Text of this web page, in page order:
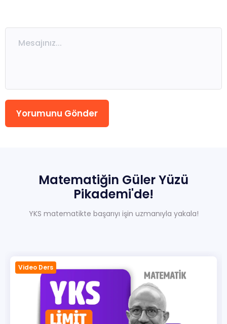
7. Sınıflar
11. Sınıflar 12. Sınıflar / YKS
Sıkça Sorulan Sorular Hakkımızda
İletisim
Yorumunu Gönder
Matematiğin GülerYüzü
Pikademi'de!
YKS matematikte başarıyı işin uzmanıyla yakala!
Video Ders